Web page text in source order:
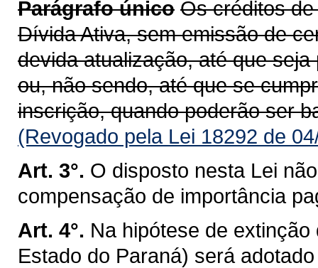
Parágrafo único Os créditos
Dívida Ativa, sem emissão de
devida atualização, até que
ou, não sendo, até que se
inscrição, quando poderão ser
(Revogado pela Lei 18292 de
Art. 3°. O disposto nesta Lei
compensação de importância
Art. 4°. Na hipótese de
Estado do Paraná) será